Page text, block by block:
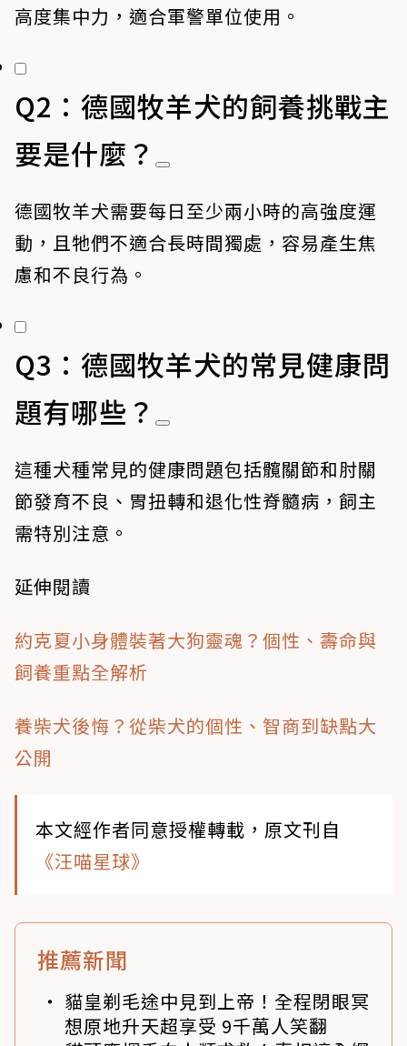
高度集中力，適合軍警單位使用。
Q2：德國牧羊犬的飼養挑戰主
要是什麼？
德國牧羊犬需要每日至少兩小時的高強度運
動，且牠們不適合長時間獨處，容易產生焦
慮和不良行為。
Q3：德國牧羊犬的常見健康問
題有哪些？
這種犬種常見的健康問題包括髖關節和肘關
節發育不良、胃扭轉和退化性脊髓病，飼主
需特別注意。
延伸閱讀
約克夏小身體裝著大狗靈魂？個性、壽命與
飼養重點全解析
養柴犬後悔？從柴犬的個性、智商到缺點大
公開
本文經作者同意授權轉載，原文刊自
《汪喵星球》
推薦新聞
貓皇剃毛途中見到上帝！全程閉眼冥
想原地升天超享受 9千萬人笑翻